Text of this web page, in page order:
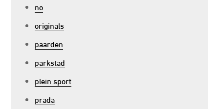
no
originals
paarden
parkstad
plein sport
prada